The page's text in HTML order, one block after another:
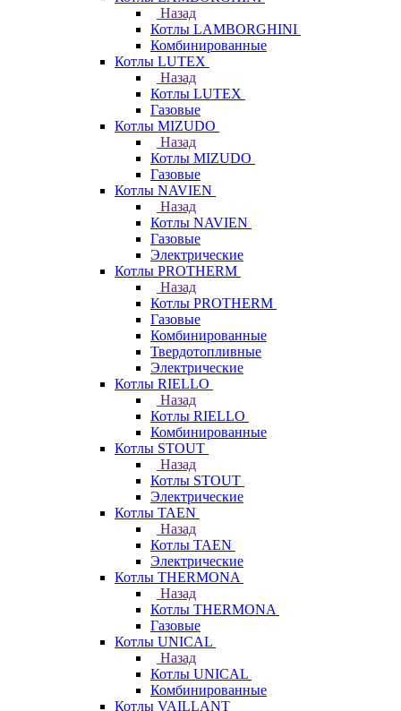
Назад
Котлы LAMBORGHINI
Комбинированные
Котлы LUTEX
Назад
Котлы LUTEX
Газовые
Котлы MIZUDO
Назад
Котлы MIZUDO
Газовые
Котлы NAVIEN
Назад
Котлы NAVIEN
Газовые
Электрические
Котлы PROTHERM
Назад
Котлы PROTHERM
Газовые
Комбинированные
Твердотопливные
Электрические
Котлы RIELLO
Назад
Котлы RIELLO
Комбинированные
Котлы STOUT
Назад
Котлы STOUT
Электрические
Котлы TAEN
Назад
Котлы TAEN
Электрические
Котлы THERMONA
Назад
Котлы THERMONA
Газовые
Котлы UNICAL
Назад
Котлы UNICAL
Комбинированные
Котлы VAILLANT